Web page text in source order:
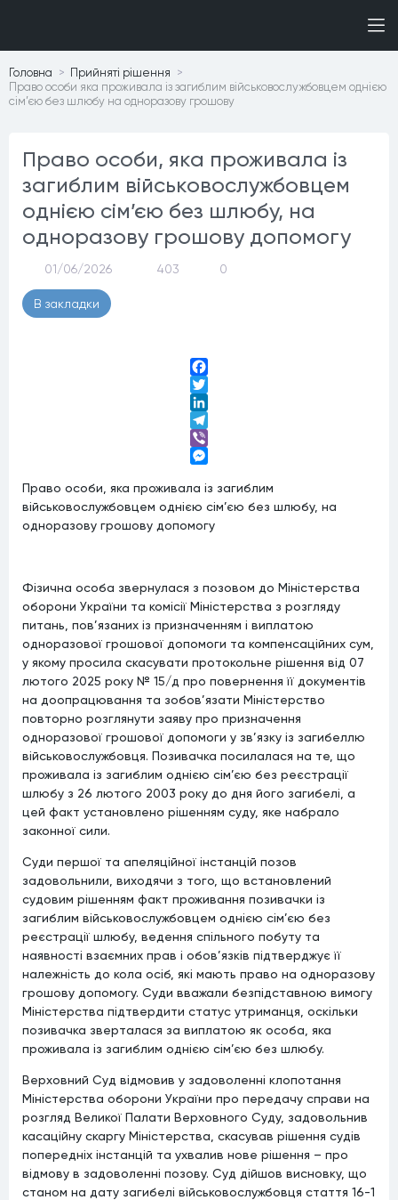
Головна
Прийнятi рiшення
Право особи яка проживала із загиблим військовослужбовцем однією
сім’єю без шлюбу на одноразову грошову
Право особи, яка проживала із
загиблим військовослужбовцем
однією сім’єю без шлюбу, на
одноразову грошову допомогу
01/06/2026 403 0
В закладки
Facebook
Twitter
LinkedIn
Telegram
Viber
Право особи, яка проживала із загиблим
військовослужбовцем однією сім’єю без шлюбу, на
одноразову грошову допомогу
Фізична особа звернулася з позовом до Міністерства
оборони України та комісії Міністерства з розгляду
питань, пов’язаних із призначенням і виплатою
одноразової грошової допомоги та компенсаційних сум,
у якому просила скасувати протокольне рішення від 07
лютого 2025 року № 15/д про повернення її документів
на доопрацювання та зобов’язати Міністерство
повторно розглянути заяву про призначення
одноразової грошової допомоги у зв’язку із загибеллю
військовослужбовця. Позивачка посилалася на те, що
проживала із загиблим однією сім’єю без реєстрації
шлюбу з 26 лютого 2003 року до дня його загибелі, а
цей факт установлено рішенням суду, яке набрало
законної сили.
Суди першої та апеляційної інстанцій позов
задовольнили, виходячи з того, що встановлений
судовим рішенням факт проживання позивачки із
загиблим військовослужбовцем однією сім’єю без
реєстрації шлюбу, ведення спільного побуту та
наявності взаємних прав і обов’язків підтверджує її
належність до кола осіб, які мають право на одноразову
грошову допомогу. Суди вважали безпідставною вимогу
Міністерства підтвердити статус утриманця, оскільки
позивачка зверталася за виплатою як особа, яка
проживала із загиблим однією сім’єю без шлюбу.
Верховний Суд відмовив у задоволенні клопотання
Міністерства оборони України про передачу справи на
розгляд Великої Палати Верховного Суду, задовольнив
касаційну скаргу Міністерства, скасував рішення судів
попередніх інстанцій та ухвалив нове рішення – про
відмову в задоволенні позову. Суд дійшов висновку, що
станом на дату загибелі військовослужбовця стаття 16-1